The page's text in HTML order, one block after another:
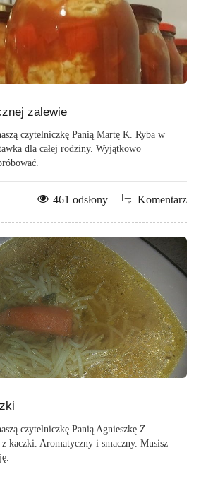
zalewie
czytelniczkę Panią Martę K. Ryba w
dla całej rodziny. Wyjątkowo
Komentarz
461 odsłony
czytelniczkę Panią Agnieszkę Z.
kaczki. Aromatyczny i smaczny. Musisz